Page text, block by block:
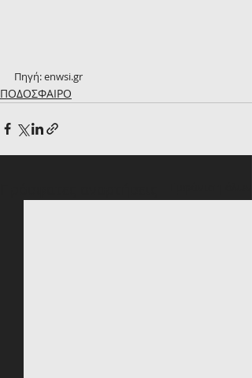
Πηγή: enwsi.gr
ΠΟΔΟΣΦΑΙΡΟ